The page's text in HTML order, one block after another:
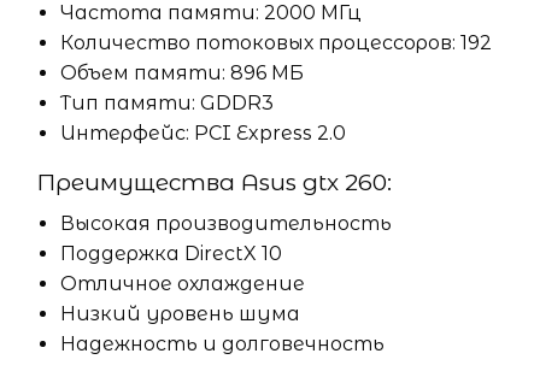
Частота памяти: 2000 МГц
Количество потоковых процессоров: 192
Объем памяти: 896 МБ
Тип памяти: GDDR3
Интерфейс: PCI Express 2.0
Преимущества Asus gtx 260:
Высокая производительность
Поддержка DirectX 10
Отличное охлаждение
Низкий уровень шума
Надежность и долговечность